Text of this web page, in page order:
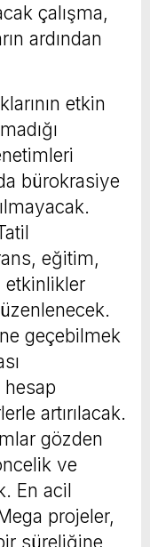
çalışma,
ardından
etkin
bürokrasiye
eğitim,
etkinlikler
geçebilmek
artırılacak.
gözden
ve
En acil
projeler,
süreliğine